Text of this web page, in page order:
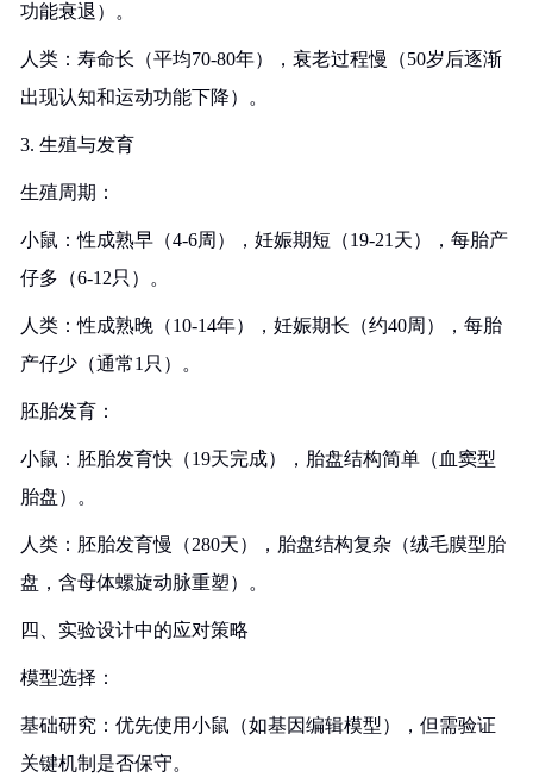
功能衰退）。
人类：寿命长（平均70-80年），衰老过程慢（50岁后逐渐
出现认知和运动功能下降）。
3. 生殖与发育
生殖周期：
小鼠：性成熟早（4-6周），妊娠期短（19-21天），每胎产
仔多（6-12只）。
人类：性成熟晚（10-14年），妊娠期长（约40周），每胎
产仔少（通常1只）。
胚胎发育：
小鼠：胚胎发育快（19天完成），胎盘结构简单（血窦型
胎盘）。
人类：胚胎发育慢（280天），胎盘结构复杂（绒毛膜型胎
盘，含母体螺旋动脉重塑）。
四、实验设计中的应对策略
模型选择：
基础研究：优先使用小鼠（如基因编辑模型），但需验证
关键机制是否保守。